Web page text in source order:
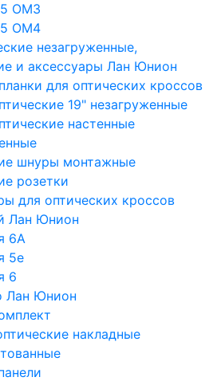
OM3
OM4
незагруженные,
и аксессуары Лан Юнион
для оптических кроссов
19" незагруженные
настенные
шнуры монтажные
розетки
для оптических кроссов
Лан Юнион
6A
5e
6
Лан Юнион
накладные